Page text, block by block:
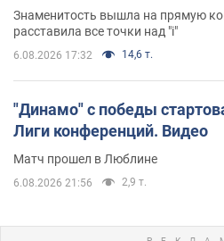
Знаменитость вышла на прямую
расставила все точки над "i"
6.08.2026 17:32 14,6 т.
"Динамо" с победы
Лиги конференций. Видео
Матч прошел в Люблине
6.08.2026 21:56 2,9 т.